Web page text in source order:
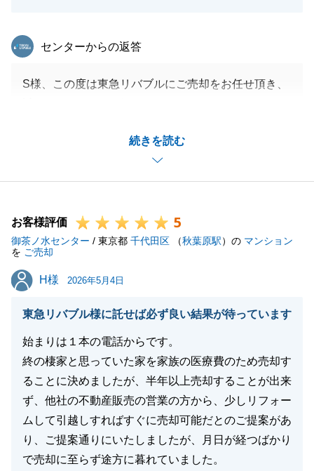
続きを読む
東急リバブル
センターからの返答
S様、この度は東急リバブルにご売却をお任せ頂き、
様々迅速にご対応頂き誠にありがとうございました。
ご購入相談含め何かございましたら、是非ご連絡下さ
いませ。
お客様評価 5
御茶ノ水センター / 東京都 千代田区 （秋葉原駅）の マンション
を ご売却
H様
H様 2026年5月4日
東急リバブル様に託せば必ず良い結果が待っています
始まりは１本の電話からです。
終の棲家と思っていた家を家族の医療費のため売却す
ることに決めましたが、半年以上売却することが出来
ず、他社の不動産販売の営業の方から、少しリフォー
ムして引越しすればすぐに売却可能だとのご提案があ
り、ご提案通りにいたしましたが、月日が経つばかり
で売却に至らず途方に暮れていました。